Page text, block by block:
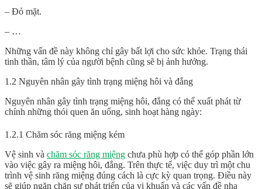
– Đỏ mặt.
– …
Những vấn đề này không chỉ gây bất lợi cho sức khỏe. Trạng thái
tinh thần, tâm lý của người bệnh cũng sẽ bị ảnh hưởng.
1.2 Nguyên nhân gây tình trạng miệng hôi và đắng
Nguyên nhân gây tình trạng miệng hôi, đắng có thể xuất phát từ
chính những thói quen ăn uống, sinh hoạt hàng ngày:
1.2.1 Chăm sóc răng miệng kém
Vệ sinh và chăm sóc răng miệng chưa phù hợp có thể góp phần lớn
vào việc gây ra miệng hôi, đắng. Trên thực tế, việc duy trì một chu
trình vệ sinh răng miệng đúng cách là cực kỳ quan trọng. Điều này
sẽ giúp ngăn chặn sự phát triển của vi khuẩn và các vấn đề nha